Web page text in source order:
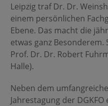
Leipzig traf Dr. Dr.
einem persönlichen
Ebene. Das macht die
etwas ganz
Prof. Dr. Dr. Robert
Halle).
Neben dem
Jahrestagung der DGKFO